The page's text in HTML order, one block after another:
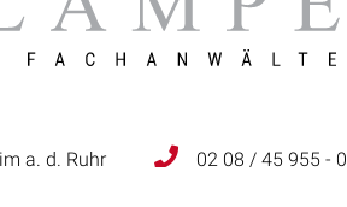
a. d. Ruhr 02 08 / 45 955 - 0